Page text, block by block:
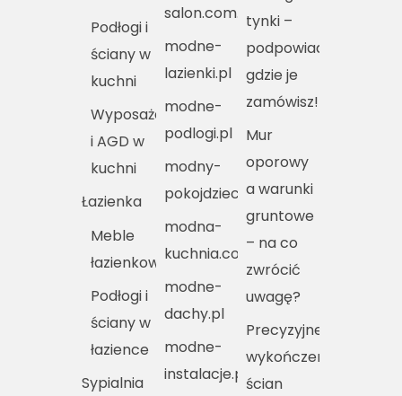
Podłogi i
ściany w
kuchni
Wyposażenie
i AGD w
kuchni
Łazienka
Meble
łazienkowe
Podłogi i
ściany w
łazience
Sypialnia
salon.com.pl
modne-
lazienki.pl
modne-
podlogi.pl
modny-
pokojdziecka.pl
modna-
kuchnia.com.pl
modne-
dachy.pl
modne-
instalacje.pl
tynki –
podpowiadamy,
gdzie je
zamówisz!
Mur
oporowy
a warunki
gruntowe
– na co
zwrócić
uwagę?
Precyzyjne
wykończenie
ścian